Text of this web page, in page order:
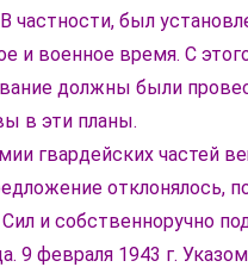
частности, был
и военное время. С
должны были
в эти планы.
гвардейских частей
отклонялось,
и собственноручно
9 февраля 1943 г.